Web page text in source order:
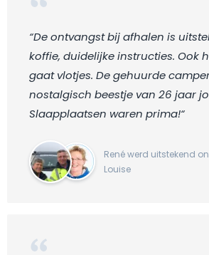
“De ontvangst bij afhalen is
koffie, duidelijke instructies. Ook
gaat vlotjes. De gehuurde
nostalgisch beestje van 26 jaar
Slaapplaatsen waren prima!“
René werd uitstekend
Louise